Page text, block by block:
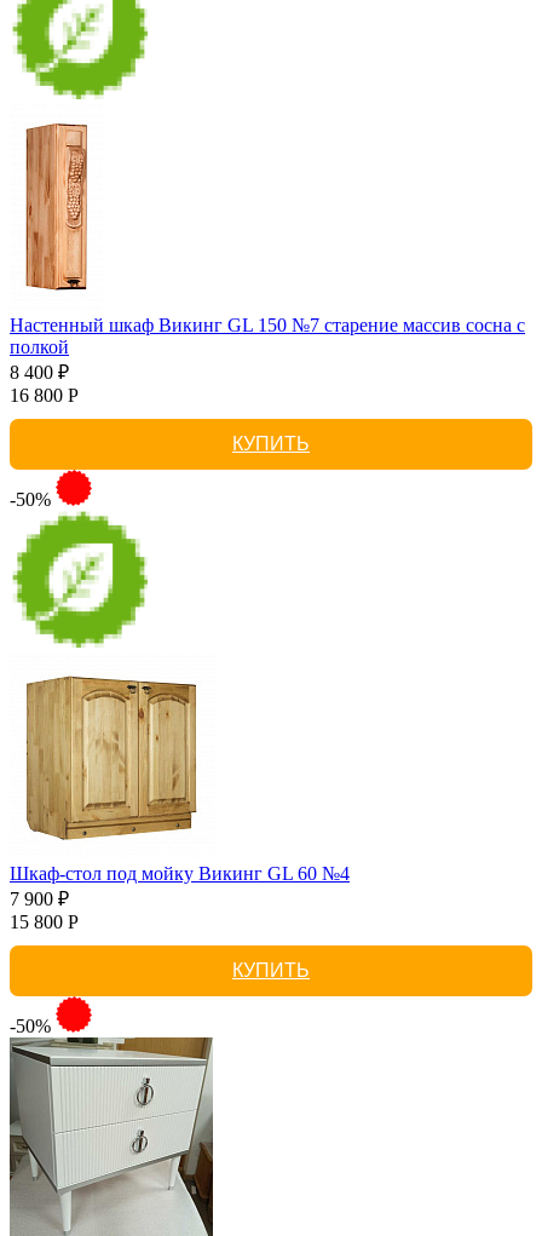
Настенный шкаф Викинг GL 150 №7 старение массив сосна с
полкой
8 400 ₽
16 800 Р
КУПИТЬ
-50%
Шкаф-стол под мойку Викинг GL 60 №4
7 900 ₽
15 800 Р
КУПИТЬ
-50%